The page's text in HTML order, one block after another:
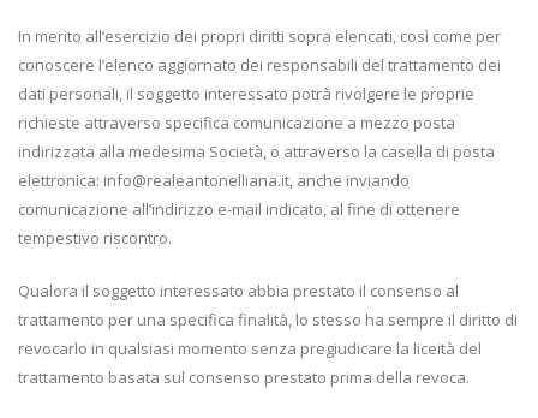
In merito all’esercizio dei propri diritti sopra elencati, così come per
conoscere l’elenco aggiornato dei responsabili del trattamento dei
dati personali, il soggetto interessato potrà rivolgere le proprie
richieste attraverso specifica comunicazione a mezzo posta
indirizzata alla medesima Società, o attraverso la casella di posta
elettronica: info@realeantonelliana.it, anche inviando
comunicazione all’indirizzo e-mail indicato, al fine di ottenere
tempestivo riscontro.
Qualora il soggetto interessato abbia prestato il consenso al
trattamento per una specifica finalità, lo stesso ha sempre il diritto di
revocarlo in qualsiasi momento senza pregiudicare la liceità del
trattamento basata sul consenso prestato prima della revoca.